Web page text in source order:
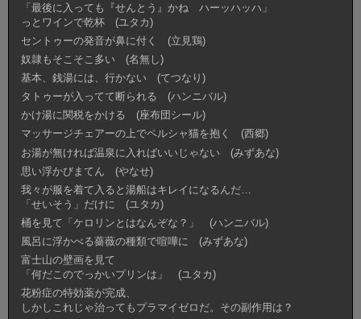
「最後に入っても『せんとう』かね ハーッハッハ」
っとワインで乾杯 (ユタカ)
セントゥーの発音が鼻に付く (立見鶏)
奴隷もそこそこ多い (名無し)
基本、銭湯には、行かない (てつなり)
タトゥーが入ってて断られる (ハンニバル)
かけ湯に関税をかける (座布団シール)
マッサージチェアーの上でペルシャ猫を抱く (西郷)
お湯が無ければ温泉に入ればいいじゃない (みずあな)
思い浮かびまてん (やなせ)
我々が服を着て入ると湯船はキレイになるんだ…
「せいそう」だけに (ユタカ)
桶を見て「ケロリンとはなんぞな？」 (ハンニバル)
風呂に浮かべる薔薇の種類で喧嘩に (みずあな)
富士山の壁画を見て
「何だこのでっかいプリンは」 (ユタカ)
花粉症の特効薬が完成、
しかしこれじゃ治ってもプラマイゼロだ。その副作用は？